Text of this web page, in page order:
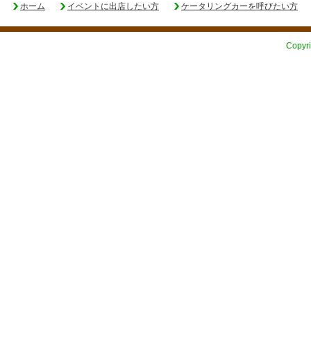
ホーム イベントに出店したい方 ケータリングカーを呼びたい方